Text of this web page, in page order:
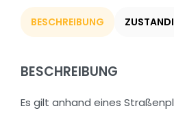
BESCHREIBUNG
BESCHREIBUNG
Es gilt anhand eines